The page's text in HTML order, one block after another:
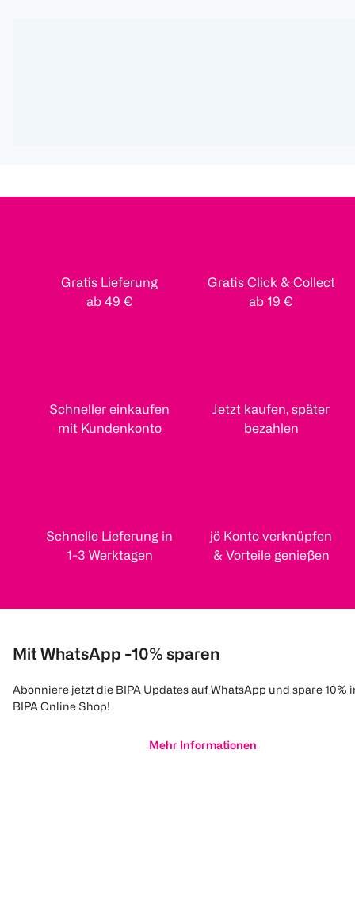
Gratis Lieferung
ab 49 €
Gratis Click & Collect
ab 19 €
Schneller einkaufen
mit Kundenkonto
Jetzt kaufen, später
bezahlen
Schnelle Lieferung in
1-3 Werktagen
jö Konto verknüpfen
& Vorteile genießen
Mit WhatsApp -10% sparen
Abonniere jetzt die BIPA Updates auf WhatsApp und spare 10%
BIPA Online Shop!
Mehr Informationen